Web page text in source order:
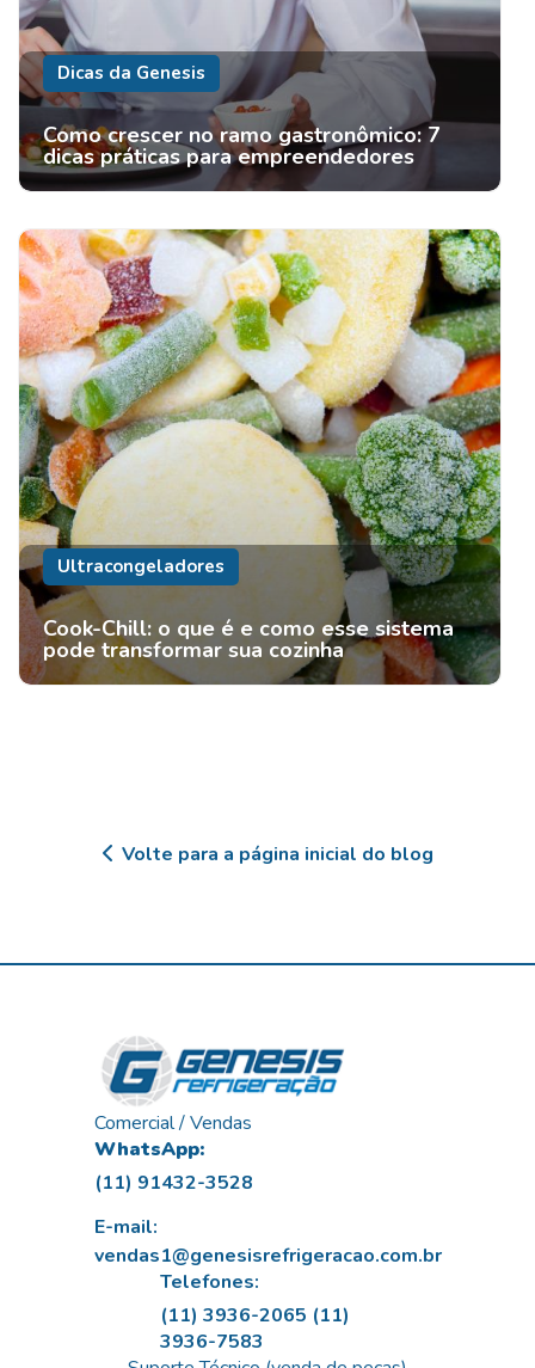
Dicas da Genesis
Como crescer no ramo gastronômico: 7
dicas práticas para empreendedores
Ultracongeladores
Cook-Chill: o que é e como esse sistema
pode transformar sua cozinha
Volte para a página inicial do blog
Comercial / Vendas
WhatsApp:
(11) 91432-3528
E-mail:
vendas1@genesisrefrigeracao.com.br
Telefones:
(11) 3936-2065 (11)
3936-7583